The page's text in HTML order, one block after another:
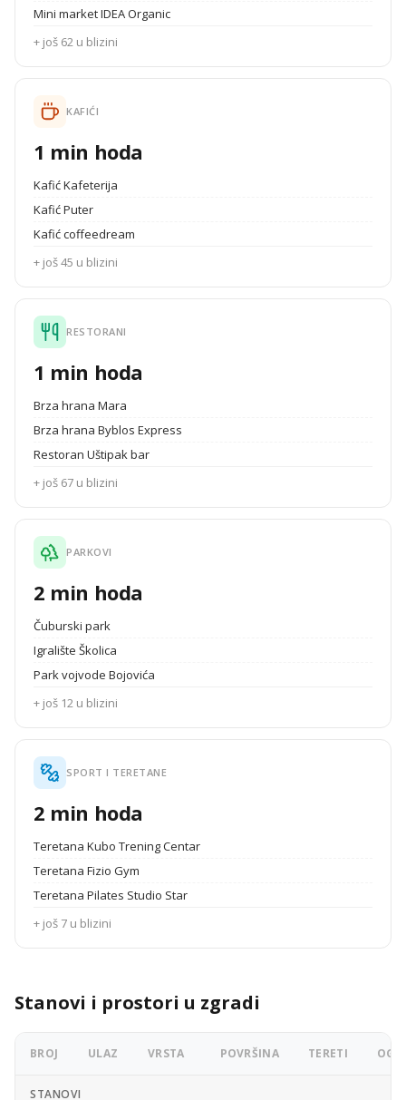
Mini market IDEA Organic
+ još 62 u blizini
KAFIĆI
1 min hoda
Kafić Kafeterija
Kafić Puter
Kafić coffeedream
+ još 45 u blizini
RESTORANI
1 min hoda
Brza hrana Mara
Brza hrana Byblos Express
Restoran Uštipak bar
+ još 67 u blizini
PARKOVI
2 min hoda
Čuburski park
Igralište Školica
Park vojvode Bojovića
+ još 12 u blizini
SPORT I TERETANE
2 min hoda
Teretana Kubo Trening Centar
Teretana Fizio Gym
Teretana Pilates Studio Star
+ još 7 u blizini
Stanovi i prostori u zgradi
BROJ ULAZ VRSTA POVRŠINA TERETI
STANOVI